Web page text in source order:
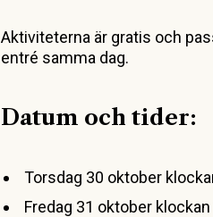
Aktiviteterna är gratis och
entré samma dag.
Datum och tider:
Torsdag 30 oktober
Fredag 31 oktober